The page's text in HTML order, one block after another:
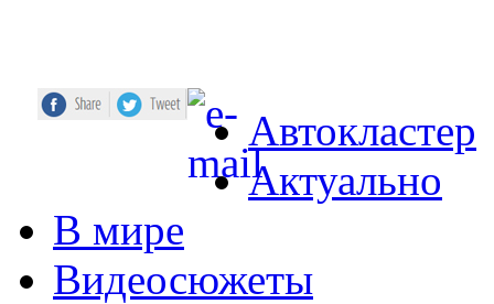
Автокластер
Актуально
В мире
Видеосюжеты